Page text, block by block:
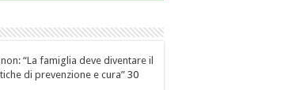
“La famiglia deve diventare il
di prevenzione e cura” 30